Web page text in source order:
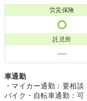
労災保険
託児所
車通勤
・マイカー通勤：要相談
バイク・自転車通勤：可